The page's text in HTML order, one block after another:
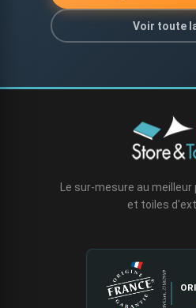
Voir toute
Le sur-mesure au
et toiles